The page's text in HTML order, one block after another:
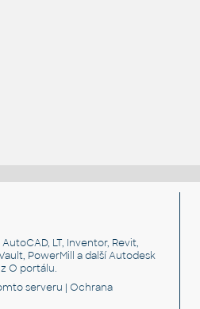
LT, Inventor, Revit,
PowerMill a další Autodesk
O portálu.
serveru |Ochrana